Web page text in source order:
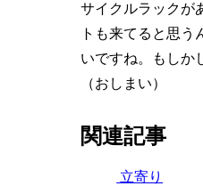
サイクルラックが
トも来てると思う
いですね。もしか
（おしまい）
関連記事
立寄り